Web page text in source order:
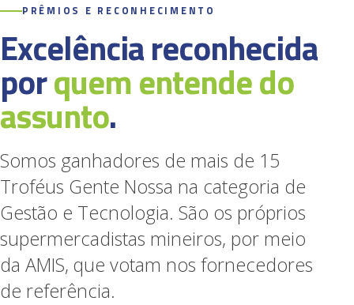
PRÊMIOS E RECONHECIMENTO
Excelência reconhecida
porquem entende do
assunto.
Somos ganhadores de mais de 15
Troféus Gente Nossa na categoria de
Gestão e Tecnologia. São os próprios
supermercadistas mineiros, por meio
da AMIS, que votam nos fornecedores
de referência.